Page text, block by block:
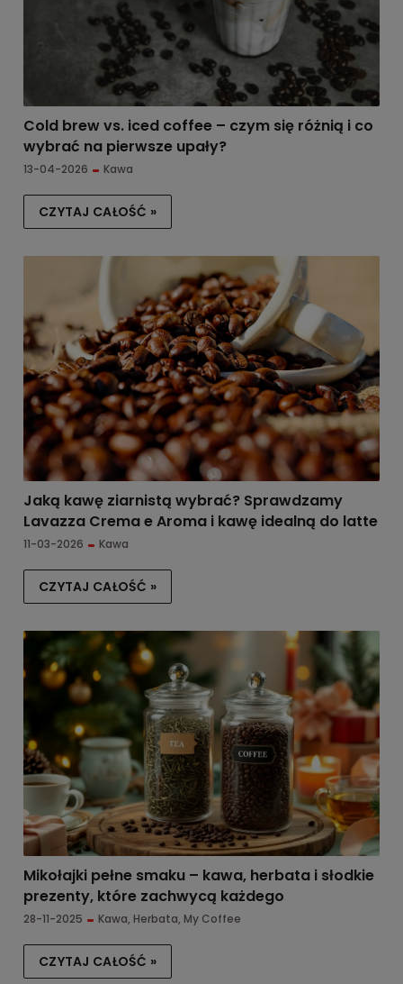
Cold brew vs. iced coffee – czym się różnią i co
wybrać na pierwsze upały?
13-04-2026 Kawa
CZYTAJ CAŁOŚĆ »
Jaką kawę ziarnistą wybrać? Sprawdzamy
Lavazza Crema e Aroma i kawę idealną do latte
11-03-2026 Kawa
CZYTAJ CAŁOŚĆ »
Mikołajki pełne smaku – kawa, herbata i słodkie
prezenty, które zachwycą każdego
28-11-2025 Kawa, Herbata, My Coffee
CZYTAJ CAŁOŚĆ »